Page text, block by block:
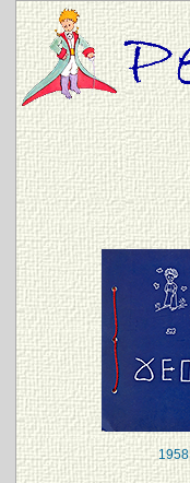
1958